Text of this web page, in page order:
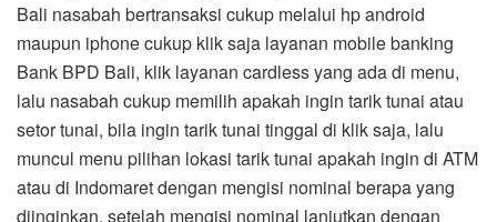
Bali nasabah bertransaksi cukup melalui hp android
maupun iphone cukup klik saja layanan mobile banking
Bank BPD Bali, klik layanan cardless yang ada di menu,
lalu nasabah cukup memilih apakah ingin tarik tunai atau
setor tunai, bila ingin tarik tunai tinggal di klik saja, lalu
muncul menu pilihan lokasi tarik tunai apakah ingin di ATM
atau di Indomaret dengan mengisi nominal berapa yang
diinginkan, setelah mengisi nominal lanjutkan dengan